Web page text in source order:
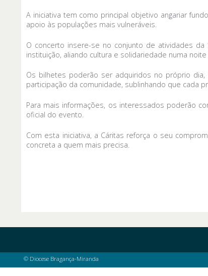
A iniciativa tem como principal objetivo angariar
apoio às populações mais vulneráveis.
O concerto insere-se no conjunto de atividades
instituição, aliando cultura e solidariedade numa
Os bilhetes poderão ser adquiridos no próprio
participação da comunidade, sublinhando que cada
Para mais informações, os interessados poderão
oficial do evento.
Com esta iniciativa, a Cáritas reforça o seu
concreta a quem mais precisa.
© Diocese Bragança-Miranda